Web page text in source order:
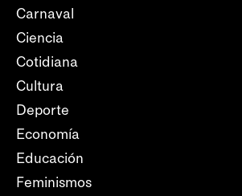
Carnaval
Ciencia
Cotidiana
Cultura
Deporte
Economía
Educación
Feminismos